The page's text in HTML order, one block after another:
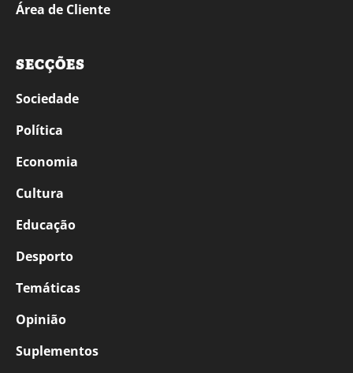
Área de Cliente
SECÇÕES
Sociedade
Política
Economia
Cultura
Educação
Desporto
Temáticas
Opinião
Suplementos